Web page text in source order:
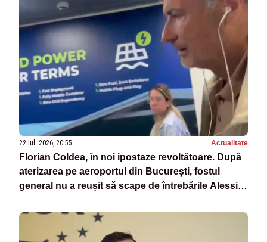
22 iul. 2026, 20:55 Actualitate
Florian Coldea, în noi ipostaze revoltătoare. După
aterizarea pe aeroportul din București, fostul
general nu a reușit să scape de întrebările Alessiei